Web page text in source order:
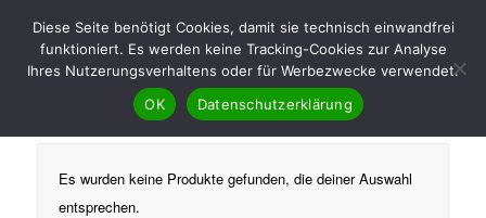
Es wurden keine Produkte gefunden, die deiner Auswahl
entsprechen.
Diese Seite benötigt Cookies, damit sie technisch einwandfrei
funktioniert. Es werden keine Tracking-Cookies zur Analyse
Ihres Nutzerungsverhaltens oder für Werbezwecke verwendet.
OK
Datenschutzerklärung